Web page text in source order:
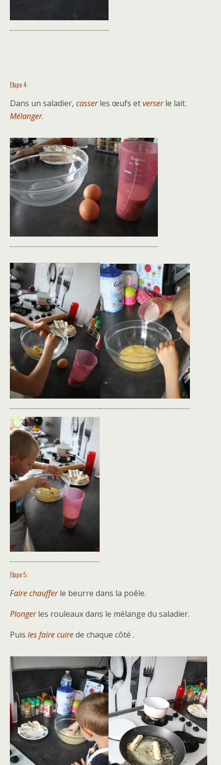
Etape 4:
Dans un saladier, casserles œufs etverserle lait.
Mélanger.
Etape 5:
Faire chaufferle beurre dans la poêle.
Plonger les rouleaux dans le mélange du saladier.
Puis les faire cuirede chaque côté .